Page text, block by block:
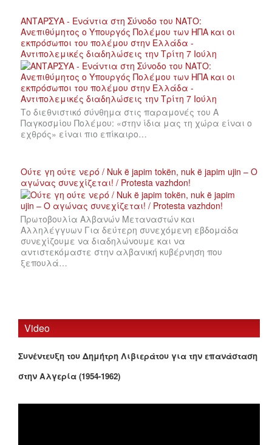
ΑΝΤΑΡΣΥΑ - Ενάντια στη Σύνοδο του ΝΑΤΟ:
Ανεπιθύμητος ο Υπουργός Πολέμου των ΗΠΑ και οι
εκπρόσωποι του πολέμου στην Ελλάδα -
Αντιπολεμικές διαδηλώσεις την Τρίτη 7 Ιούλη
Το διεθνιστικό σύνθημα στις παραμονές του Α
Παγκοσμίου Πολέμου: «στην ίδια μας τη χώρα είναι ο
εχθρός» είναι πιο επίκαιρο…
Ούτε γη ούτε νερό / Nuk ë japim tokën, nuk ë japim ujin – Ο
αγώνας συνεχίζεται! / Protesta vazhdon!
Πρωτοβουλία Αλβανών Μεταναστών και
Αλληλέγγυων Για δεύτερη συνεχόμενη εβδομάδα
συνεχίζουμε να διαδηλώνουμε και να
αντιστεκόμαστε στην αλβανική κυβέρνηση που
ξεπουλά…
Video
Συνέντευξη του Δημήτρη Λιβιεράτου για την επανάσταση
στην Αλγερία (1954-1962)